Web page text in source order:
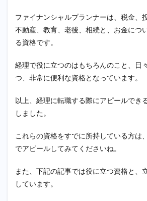
ファイナンシャルプランナーは、税金、
不動産、教育、老後、相続と、お金につ
る資格です。
経理で役に立つのはもちろんのこと、日
つ、非常に便利な資格となっています。
以上、経理に転職する際にアピールでき
しました。
これらの資格をすでに所持している方は
でアピールしてみてくださいね。
また、下記の記事では役に立つ資格と、
しています。